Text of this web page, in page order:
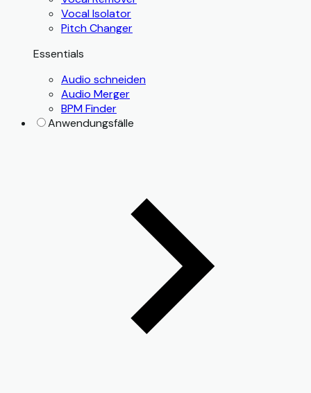
Vocal Isolator
Pitch Changer
Essentials
Audio schneiden
Audio Merger
BPM Finder
Anwendungsfälle